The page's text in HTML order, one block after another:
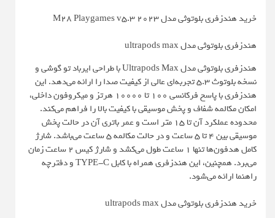
خرید هندزفری بلوتوثی مدل M28 Playgames v5.3 2023
هندزفری بلوتوثی مدل ultrapods max
هندزفری بلوتوثی مدل Ultrapods Max با طراحی ایرباد تو گوشی و
نسخه بلوتوث 5.3 تجربه‌ای عالی از کیفیت صدا را ارائه می‌دهد. این
هندزفری با پاسخ فرکانسی 100 تا 10000 هرتز و میکروفون داخلی،
امکان مکالمه شفاف و پخش موسیقی با کیفیت بالا را فراهم می‌کند.
محدوده عملکرد آن تا 15 متر است و عمر باتری آن در حالت پخش
موسیقی بین 4 تا 5 ساعت و در حالت مکالمه 5 ساعت می‌باشد. شارژ
کامل هدفون‌ها تنها 1 ساعت طول می‌کشد و شارژ کیس 2 ساعت زمان
می‌برد. همچنین، این هندزفری همراه با کابل TYPE-C و دفترچه
راهنما ارائه می‌شود.
خرید هندزفری بلوتوثی مدل ultrapods max